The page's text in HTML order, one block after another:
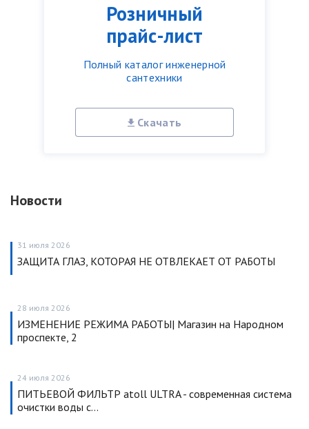
Розничный
прайс-лист
Полный каталог инженерной
сантехники
Скачать
Новости
31 июля 2026
ЗАЩИТА ГЛАЗ, КОТОРАЯ НЕ ОТВЛЕКАЕТ ОТ РАБОТЫ
28 июля 2026
ИЗМЕНЕНИЕ РЕЖИМА РАБОТЫ| Магазин на Народном
проспекте, 2
24 июля 2026
ПИТЬЕВОЙ ФИЛЬТР atoll ULTRA - современная система
очистки воды с…